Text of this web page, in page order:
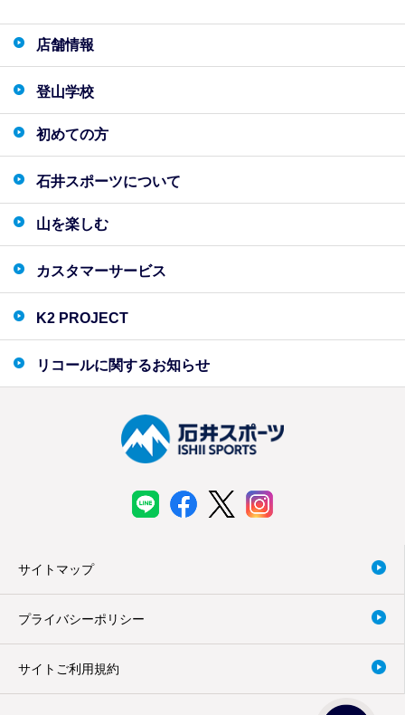
店舗情報
登山学校
初めての方
石井スポーツについて
山を楽しむ
カスタマーサービス
K2 PROJECT
リコールに関するお知らせ
サイトマップ
プライバシーポリシー
サイトご利用規約